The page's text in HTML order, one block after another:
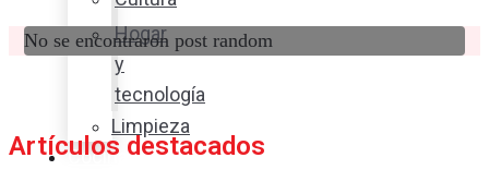
Hogar
y
tecnología
Limpieza
Cocina
No se encontraron post random
Artículos destacados